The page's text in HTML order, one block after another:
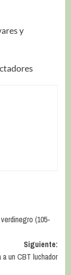
y
(105-
Siguiente:
un CBT luchador